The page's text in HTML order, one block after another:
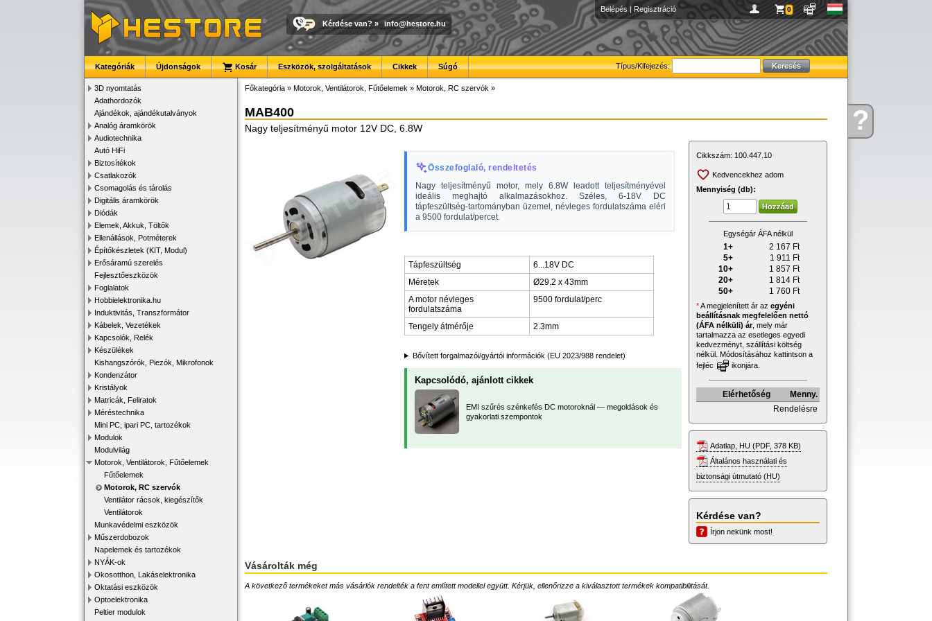
Kérdése?
Belépés | Regisztráció 0
Kérdése van? » info@hestore.hu
Típus/Kifejezés:
Kategóriák Újdonságok Kosár Eszközök, szolgáltatások Cikkek Súgó
3D nyomtatás
Adathordozók
Ajándékok, ajándékutalványok
Analóg áramkörök
Audiotechnika
Autó HiFi
Biztosítékok
Csatlakozók
Csomagolás és tárolás
Digitális áramkörök
Diódák
Elemek, Akkuk, Töltők
Ellenállások, Potméterek
Építőkészletek (KIT, Modul)
Erősáramú szerelés
Fejlesztőeszközök
Foglalatok
Hobbielektronika.hu
Induktivitás, Transzformátor
Kábelek, Vezetékek
Kapcsolók, Relék
Készülékek
Kishangszórók, Piezók, Mikrofonok
Kondenzátor
Kristályok
Matricák, Feliratok
Méréstechnika
Mini PC, ipari PC, tartozékok
Modulok
Modulvilág
Motorok, Ventilátorok, Fűtőelemek
Fűtőelemek
Motorok, RC szervók
Ventilátor rácsok, kiegészítők
Ventilátorok
Munkavédelmi eszközök
Műszerdobozok
Napelemek és tartozékok
NYÁK-ok
Okosotthon, Lakáselektronika
Oktatási eszközök
Optoelektronika
Peltier modulok
Főkategória » Motorok, Ventilátorok, Fűtőelemek » Motorok, RC szervók »
MAB400
Nagy teljesítményű motor 12V DC, 6.8W
Összefoglaló, rendeltetés
Nagy teljesítményű motor, mely 6.8W leadott teljesítményével
ideális meghajtó alkalmazásokhoz. Széles, 6-18V DC
tápfeszültség-tartományban üzemel, névleges fordulatszáma eléri
a 9500 fordulat/percet.
Tápfeszültség
6...18V DC
Méretek
Ø29.2 x 43mm
A motor névleges
fordulatszáma
9500 fordulat/perc
Tengely átmérője 2.3mm
Bővített forgalmazói/gyártói információk (EU 2023/988 rendelet)
Kapcsolódó, ajánlott cikkek
EMI szűrés szénkefés DC motoroknál — megoldások és
gyakorlati szempontok
Cikkszám: 100.447.10
Kedvencekhez adom
Mennyiség (db):
Egységár ÁFA nélkül
1+ 2 167 Ft
5+
1 911 Ft
10+
1 857 Ft
20+
1 814 Ft
50+
1 760 Ft
*A megjelenített ár az egyéni
beállításnak megfelelően nettó
(ÁFA nélküli) ár, mely már
tartalmazza az esetleges egyedi
kedvezményt, szállítási költség
nélkül. Módosításához kattintson a
fejléc
ikonjára.
Elérhetőség
Menny.
Rendelésre
Adatlap, HU (PDF, 378 KB)
Általános használati és
biztonsági útmutató (HU)
Kérdése van?
Írjon nekünk most!
Vásárolták még
A következő termékeket más vásárlók rendelték a fent említett modellel együtt. Kérjük, ellenőrizze a kiválasztott termékek kompatibilitását.